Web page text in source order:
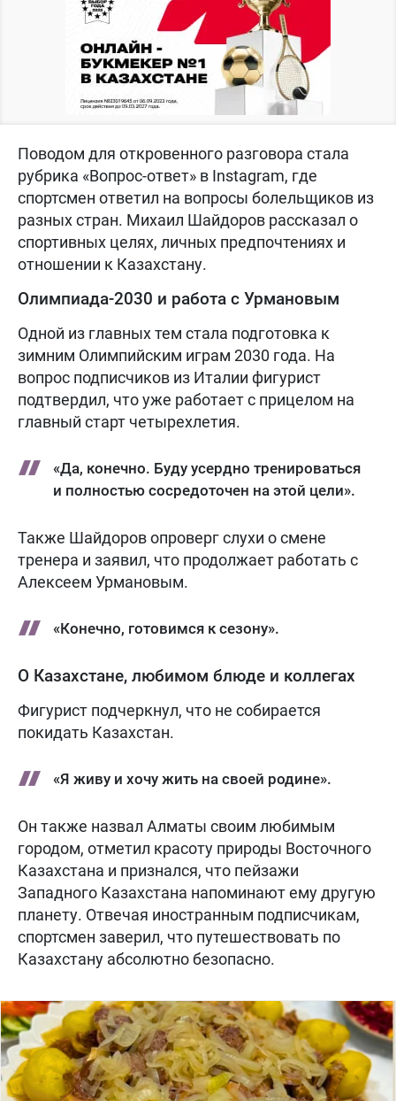
Поводом для откровенного разговора стала
рубрика «Вопрос-ответ» в Instagram, где
спортсмен ответил на вопросы болельщиков из
разных стран. Михаил Шайдоров рассказал о
спортивных целях, личных предпочтениях и
отношении к Казахстану.
Олимпиада-2030 и работа с Урмановым
Одной из главных тем стала подготовка к
зимним Олимпийским играм 2030 года. На
вопрос подписчиков из Италии фигурист
подтвердил, что уже работает с прицелом на
главный старт четырехлетия.
«Да, конечно. Буду усердно тренироваться
и полностью сосредоточен на этой цели».
Также Шайдоров опроверг слухи о смене
тренера и заявил, что продолжает работать с
Алексеем Урмановым.
«Конечно, готовимся к сезону».
О Казахстане, любимом блюде и коллегах
Фигурист подчеркнул, что не собирается
покидать Казахстан.
«Я живу и хочу жить на своей родине».
Он также назвал Алматы своим любимым
городом, отметил красоту природы Восточного
Казахстана и признался, что пейзажи
Западного Казахстана напоминают ему другую
планету. Отвечая иностранным подписчикам,
спортсмен заверил, что путешествовать по
Казахстану абсолютно безопасно.